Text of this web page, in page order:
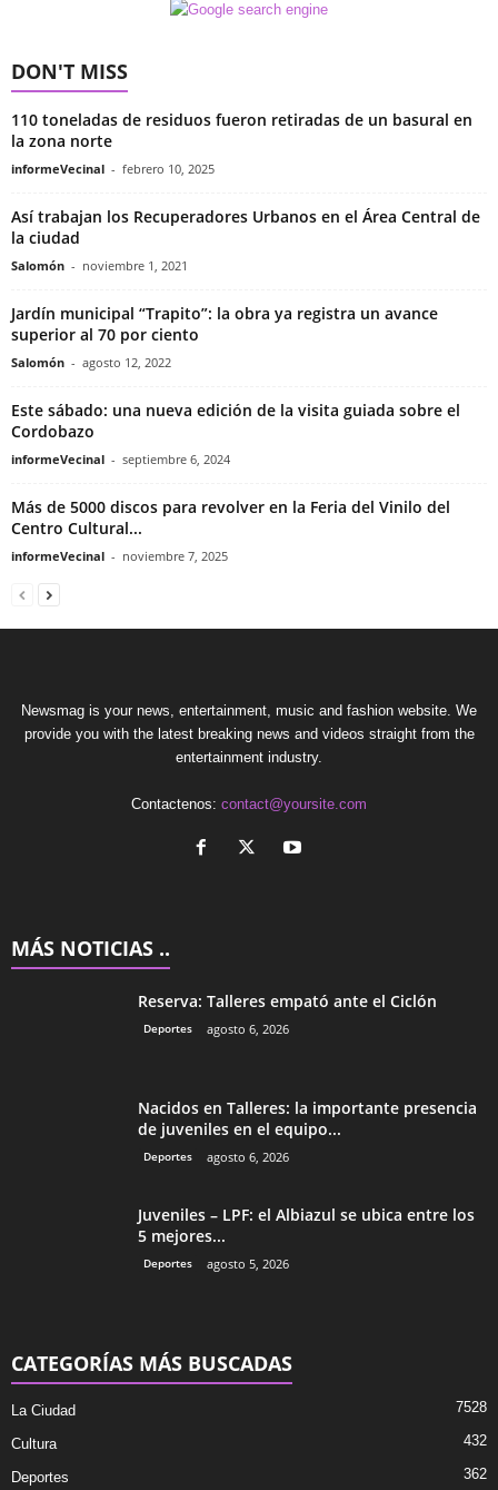
DON'T MISS
110 toneladas de residuos fueron retiradas de un basural en
la zona norte
informeVecinal - febrero 10, 2025
Así trabajan los Recuperadores Urbanos en el Área Central de
la ciudad
Salomón - noviembre 1, 2021
Jardín municipal “Trapito”: la obra ya registra un avance
superior al 70 por ciento
Salomón - agosto 12, 2022
Este sábado: una nueva edición de la visita guiada sobre el
Cordobazo
informeVecinal - septiembre 6, 2024
Más de 5000 discos para revolver en la Feria del Vinilo del
Centro Cultural...
informeVecinal - noviembre 7, 2025
Newsmag is your news, entertainment, music and fashion website. We
provide you with the latest breaking news and videos straight from the
entertainment industry.
Contactenos: contact@yoursite.com
MÁS NOTICIAS ..
Reserva: Talleres empató ante el Ciclón
Deportes agosto 6, 2026
Nacidos en Talleres: la importante presencia
de juveniles en el equipo...
Deportes agosto 6, 2026
Juveniles – LPF: el Albiazul se ubica entre los
5 mejores...
Deportes agosto 5, 2026
CATEGORÍAS MÁS BUSCADAS
La Ciudad 7528
Cultura 432
Deportes 362